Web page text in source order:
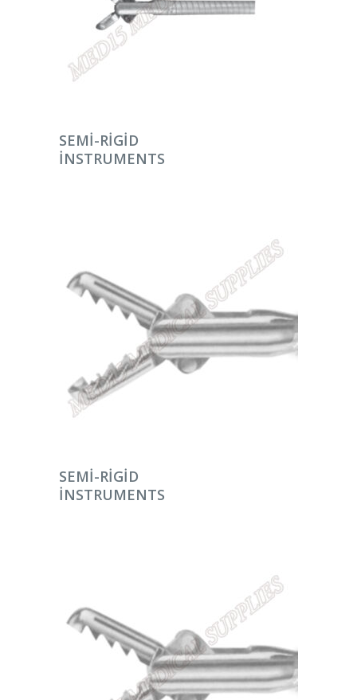
DEVAMINI OKU
SEMI-RIGID
INSTRUMENTS
DEVAMINI OKU
SEMI-RIGID
INSTRUMENTS